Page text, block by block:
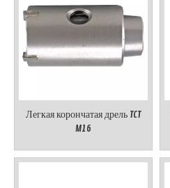
Легкая корончатая дрель TCT
M16